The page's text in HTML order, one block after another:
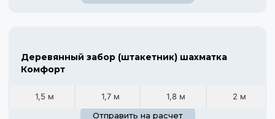
Деревянный забор (штакетник) шахматка
Комфорт
1,5 м 1,7 м 1,8 м
2 м
Отправить на расчет